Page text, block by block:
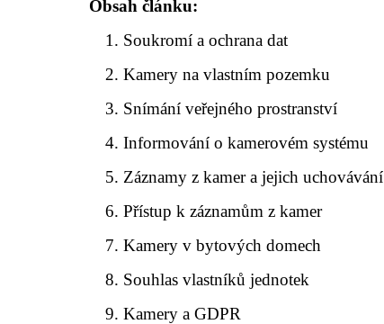
Obsah článku:
Soukromí a ochrana dat
Kamery na vlastním pozemku
Snímání veřejného prostranství
Informování o kamerovém systému
Záznamy z kamer a jejich uchovávání
Přístup k záznamům z kamer
Kamery v bytových domech
Souhlas vlastníků jednotek
Kamery a GDPR